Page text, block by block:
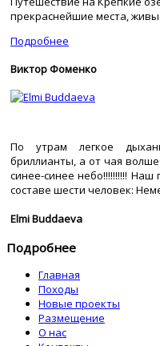
прекраснейшие места,
Подробнее
Виктор Фоменко
По утрам легкое
бриллианты, а от чая
синее-синее небо!!!!!!!!!!
составе шести человек:
Elmi Buddaeva
Подробнее
Главная
Походы
Новые проекты
Размещение
О нас